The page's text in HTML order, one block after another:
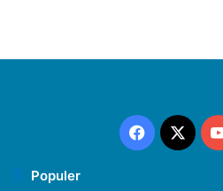
Facebook
X
Populer